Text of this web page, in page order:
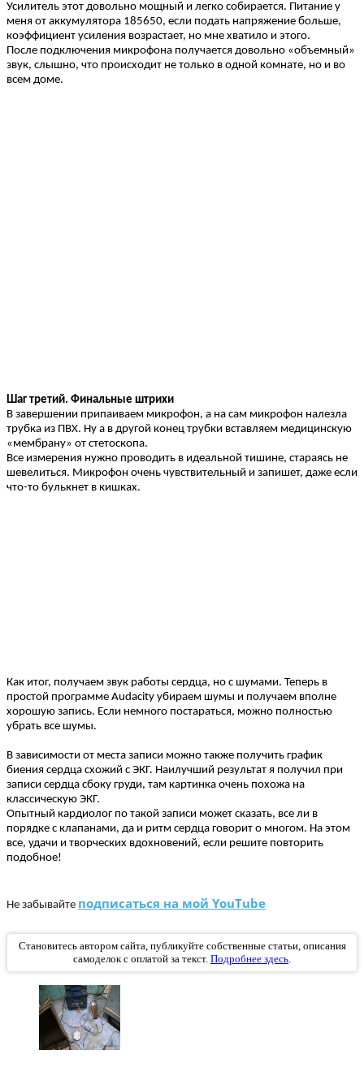
Усилитель этот довольно мощный и легко собирается. Питание у
меня от аккумулятора 185650, если подать напряжение больше,
коэффициент усиления возрастает, но мне хватило и этого.
После подключения микрофона получается довольно «объемный»
звук, слышно, что происходит не только в одной комнате, но и во
всем доме.
Шаг третий. Финальные штрихи
В завершении припаиваем микрофон, а на сам микрофон налезла
трубка из ПВХ. Ну а в другой конец трубки вставляем медицинскую
«мембрану» от стетоскопа.
Все измерения нужно проводить в идеальной тишине, стараясь не
шевелиться. Микрофон очень чувствительный и запишет, даже если
что-то булькнет в кишках.
Как итог, получаем звук работы сердца, но с шумами. Теперь в
простой программе Audacity убираем шумы и получаем вполне
хорошую запись. Если немного постараться, можно полностью
убрать все шумы.
В зависимости от места записи можно также получить график
биения сердца схожий с ЭКГ. Наилучший результат я получил при
записи сердца сбоку груди, там картинка очень похожа на
классическую ЭКГ.
Опытный кардиолог по такой записи может сказать, все ли в
порядке с клапанами, да и ритм сердца говорит о многом. На этом
все, удачи и творческих вдохновений, если решите повторить
подобное!
Не забывайте подписаться на мой YouTube
Становитесь автором сайта, публикуйте собственные статьи, описания
самоделок с оплатой за текст. Подробнее здесь.